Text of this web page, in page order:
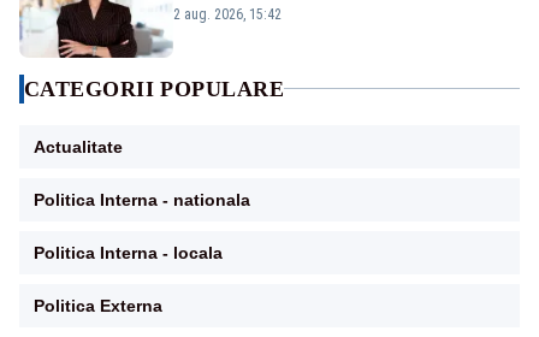
emisiunii „Miza Zilei” la Realitatea PLUS
2 aug. 2026, 15:42
CATEGORII POPULARE
Actualitate
Politica Interna - nationala
Politica Interna - locala
Politica Externa